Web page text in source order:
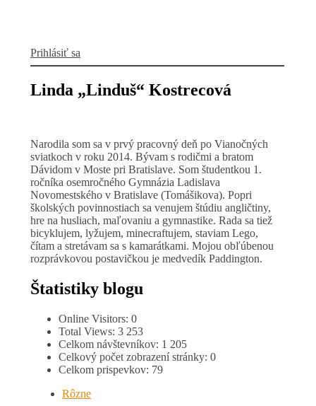
Prihlásiť sa
Linda „Linduš“ Kostrecová
Narodila som sa v prvý pracovný deň po Vianočných
sviatkoch v roku 2014. Bývam s rodičmi a bratom
Dávidom v Moste pri Bratislave. Som študentkou 1.
ročníka osemročného Gymnázia Ladislava
Novomestského v Bratislave (Tomášikova). Popri
školských povinnostiach sa venujem štúdiu angličtiny,
hre na husliach, maľovaniu a gymnastike. Rada sa tiež
bicyklujem, lyžujem, minecraftujem, staviam Lego,
čítam a stretávam sa s kamarátkami. Mojou obľúbenou
rozprávkovou postavičkou je medvedík Paddington.
Štatistiky blogu
Online Visitors: 0
Total Views: 3 253
Celkom návštevníkov: 1 205
Celkový počet zobrazení stránky: 0
Celkom prispevkov: 79
Rôzne